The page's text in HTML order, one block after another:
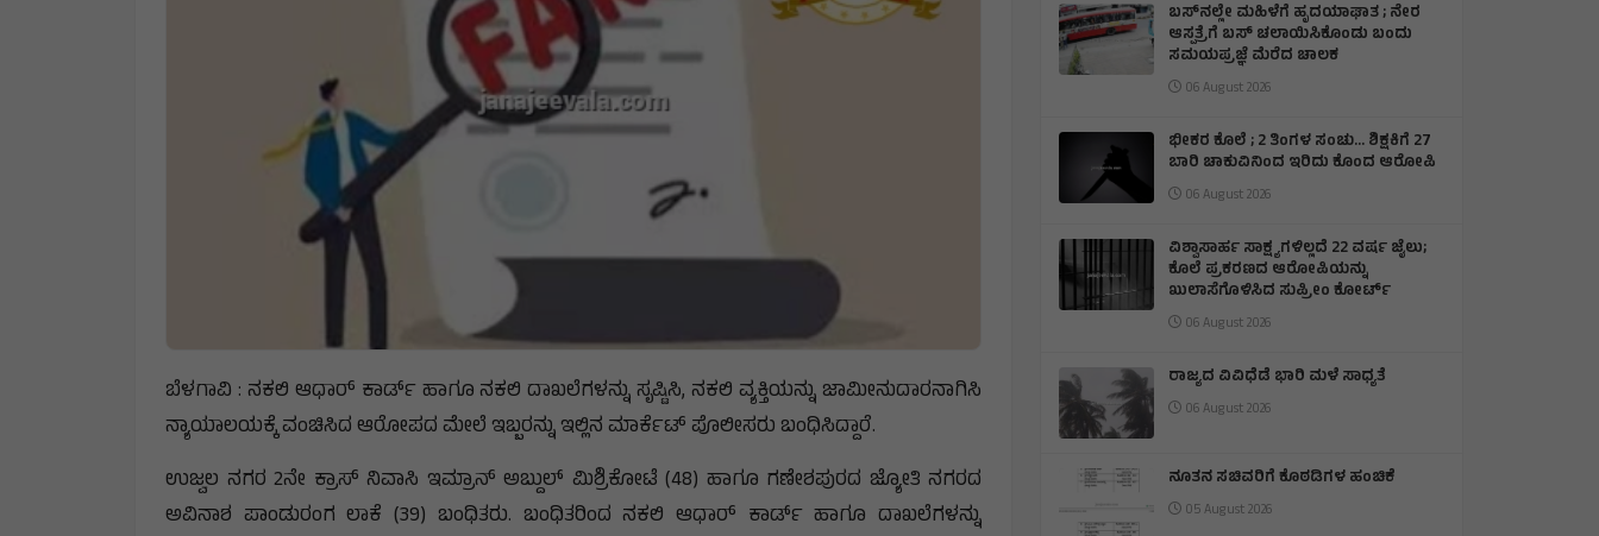
ಬೆಳಗಾವಿ : ನಕಲಿ ಆಧಾರ್ ಕಾರ್ಡ್ ಹಾಗೂ ನಕಲಿ ದಾಖಲೆಗಳನ್ನು ಸೃಷ್ಟಿಸಿ, ನಕಲಿ ವ್ಯಕ್ತಿಯನ್ನು ಜಾಮೀನುದಾರನಾಗಿಸಿ
ನ್ಯಾಯಾಲಯಕ್ಕೆ ವಂಚಿಸಿದ ಆರೋಪದ ಮೇಲೆ ಇಬ್ಬರನ್ನು ಇಲ್ಲಿನ ಮಾರ್ಕೆಟ್ ಪೊಲೀಸರು ಬಂಧಿಸಿದ್ದಾರೆ.
ಉಜ್ವಲ ನಗರ 2ನೇ ಕ್ರಾಸ್ ನಿವಾಸಿ ಇಮ್ರಾನ್ ಅಬ್ದುಲ್‌ ಮಿಶ್ರಿಕೋಟೆ (48) ಹಾಗೂ ಗಣೇಶಪುರದ ಜ್ಯೋತಿ ನಗರದ
ಅವಿನಾಶ ಪಾಂಡುರಂಗ ಲಾಕೆ (39) ಬಂಧಿತರು. ಬಂಧಿತರಿಂದ ನಕಲಿ ಆಧಾರ್ ಕಾರ್ಡ್ ಹಾಗೂ ದಾಖಲೆಗಳನ್ನು
ಬಸ್‌ನಲ್ಲೇ ಮಹಿಳೆಗೆ ಹೃದಯಾಘಾತ ; ನೇರ
ಆಸ್ಪತ್ರೆಗೆ ಬಸ್‌ ಚಲಾಯಿಸಿಕೊಂಡು ಬಂದು
ಸಮಯಪ್ರಜ್ಞೆ ಮೆರೆದ ಚಾಲಕ
06 August 2026
ಭೀಕರ ಕೊಲೆ ; 2 ತಿಂಗಳ ಸಂಚು… ಶಿಕ್ಷಕಿಗೆ 27
ಬಾರಿ ಚಾಕುವಿನಿಂದ ಇರಿದು ಕೊಂದ ಆರೋಪಿ
06 August 2026
ವಿಶ್ವಾಸಾರ್ಹ ಸಾಕ್ಷ್ಯಗಳಿಲ್ಲದೆ 22 ವರ್ಷ ಜೈಲು;
ಕೊಲೆ ಪ್ರಕರಣದ ಆರೋಪಿಯನ್ನು
ಖುಲಾಸೆಗೊಳಿಸಿದ ಸುಪ್ರೀಂ ಕೋರ್ಟ್
06 August 2026
ರಾಜ್ಯದ ವಿವಿಧೆಡೆ ಭಾರಿ ಮಳೆ ಸಾಧ್ಯತೆ
06 August 2026
ನೂತನ ಸಚಿವರಿಗೆ ಕೊಠಡಿಗಳ ಹಂಚಿಕೆ
05 August 2026